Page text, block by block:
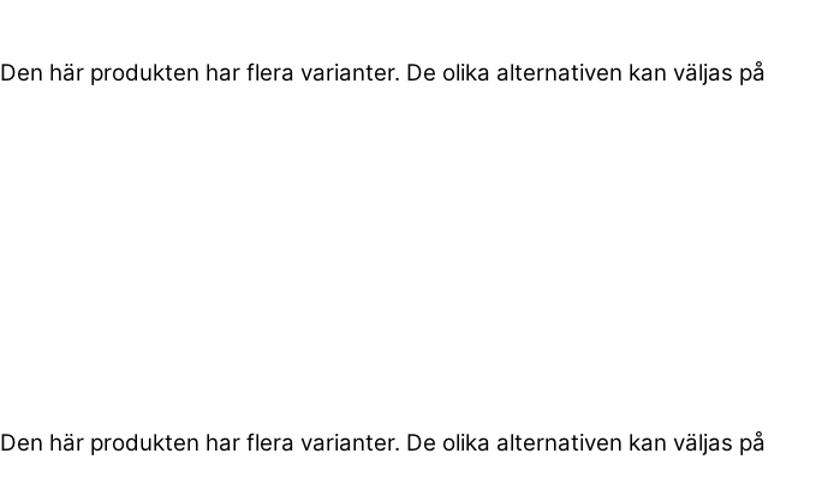
Den här produkten har flera varianter. De olika alternativen kan väljas på
Den här produkten har flera varianter. De olika alternativen kan väljas på